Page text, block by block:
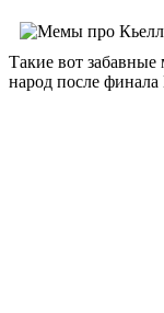
Такие вот
народ после финала